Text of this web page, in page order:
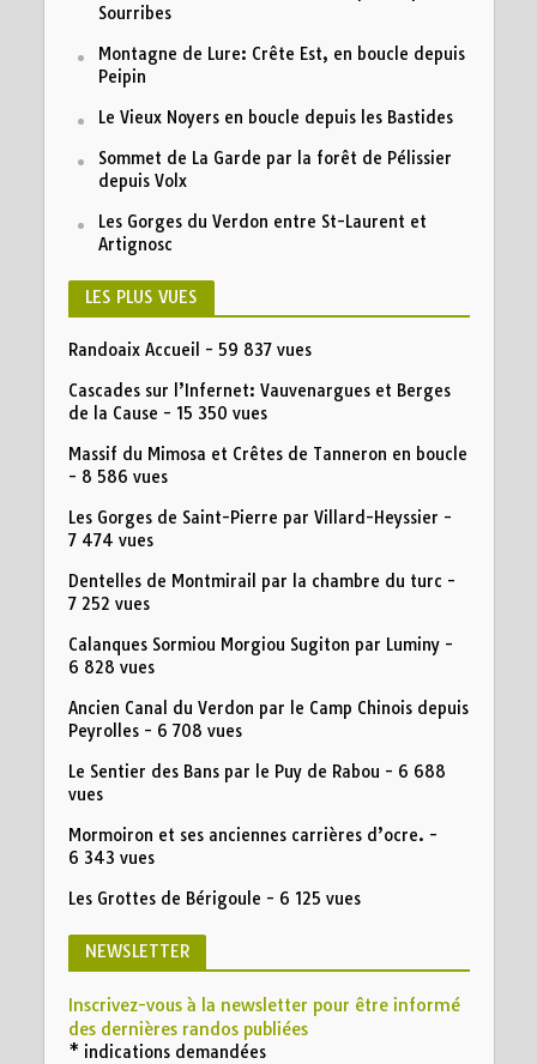
Sourribes
Montagne de Lure: Crête Est, en boucle depuis
Peipin
Le Vieux Noyers en boucle depuis les Bastides
Sommet de La Garde par la forêt de Pélissier
depuis Volx
Les Gorges du Verdon entre St-Laurent et
Artignosc
LES PLUS VUES
Randoaix Accueil - 59 837 vues
Cascades sur l’Infernet: Vauvenargues et Berges
de la Cause - 15 350 vues
Massif du Mimosa et Crêtes de Tanneron en boucle
- 8 586 vues
Les Gorges de Saint-Pierre par Villard-Heyssier -
7 474 vues
Dentelles de Montmirail par la chambre du turc -
7 252 vues
Calanques Sormiou Morgiou Sugiton par Luminy-
6 828 vues
Ancien Canal du Verdon par le Camp Chinois depuis
Peyrolles- 6 708 vues
Le Sentier des Bans par le Puy de Rabou - 6 688
vues
Mormoiron et ses anciennes carrières d’ocre. -
6 343 vues
Les Grottes de Bérigoule - 6 125 vues
NEWSLETTER
Inscrivez-vous à la newsletter pour être informé
des dernières randos publiées
* indications demandées